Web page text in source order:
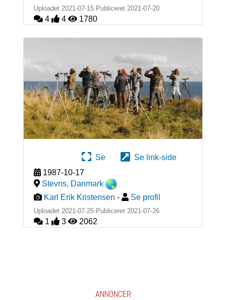
Uploadet 2021-07-15 Publiceret 2021-07-20
4 4 1780
Se
Se link-side
1987-10-17
Stevns, Danmark
Karl Erik Kristensen - Se profil
Uploadet 2021-07-25 Publiceret 2021-07-26
1 3 2062
ANNONCER